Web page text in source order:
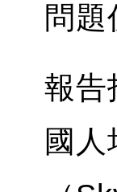
問題
報告
國